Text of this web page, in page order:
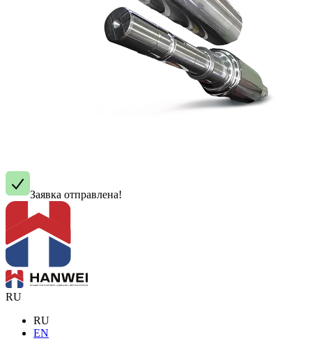
Заявка отправлена!
RU
RU
EN